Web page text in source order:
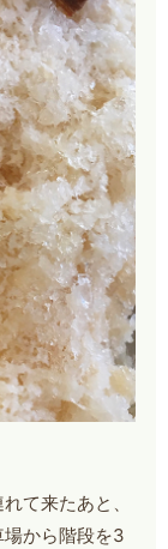
て来たあと、
から階段を3